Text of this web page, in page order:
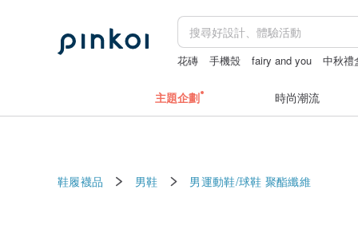
花磚 手機殼 fairy and you
中秋禮
主題企劃 時尚潮流
鞋履襪品 男鞋 男運動鞋/球鞋 聚酯纖維